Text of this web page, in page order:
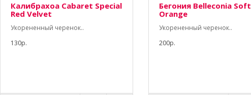
Калибрахоа Cabaret Special
Red Velvet
Укорененный черенок..
130р.
Бегония Belleconia Soft
Orange
Укорененный черенок..
200р.